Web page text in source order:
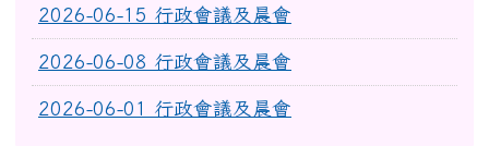
2026-06-15 行政會議及晨會
2026-06-08 行政會議及晨會
2026-06-01 行政會議及晨會